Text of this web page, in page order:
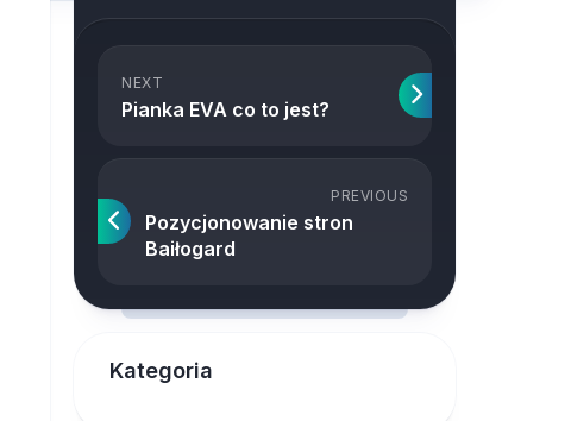
NEXT
Pianka EVA co to jest?
PREVIOUS
Pozycjonowanie stron
Baiłogard
Kategoria